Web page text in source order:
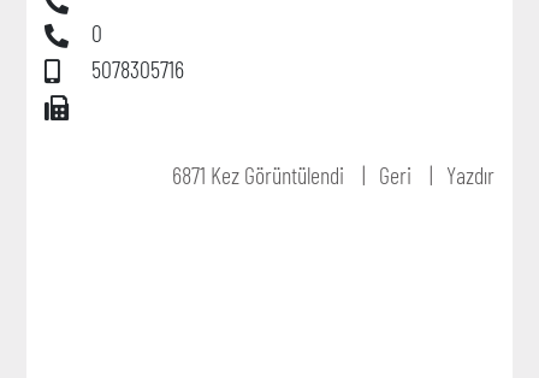
0
5078305716
6871 Kez Görüntülendi Geri Yazdır